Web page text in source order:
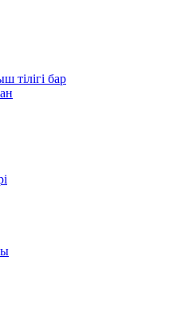
тілігі бар